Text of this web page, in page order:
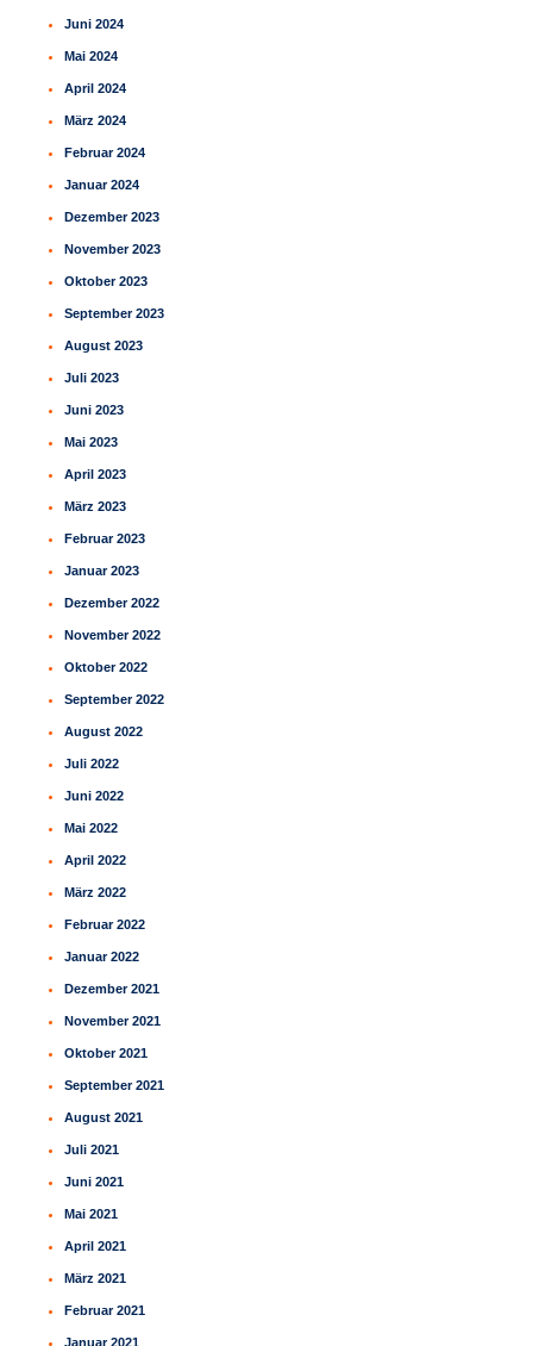
Juni 2024
Mai 2024
April 2024
März 2024
Februar 2024
Januar 2024
Dezember 2023
November 2023
Oktober 2023
September 2023
August 2023
Juli 2023
Juni 2023
Mai 2023
April 2023
März 2023
Februar 2023
Januar 2023
Dezember 2022
November 2022
Oktober 2022
September 2022
August 2022
Juli 2022
Juni 2022
Mai 2022
April 2022
März 2022
Februar 2022
Januar 2022
Dezember 2021
November 2021
Oktober 2021
September 2021
August 2021
Juli 2021
Juni 2021
Mai 2021
April 2021
März 2021
Februar 2021
Januar 2021